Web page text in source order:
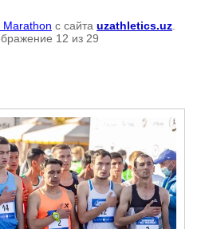
Marathon с сайта uzathletics.uz
12 из 29